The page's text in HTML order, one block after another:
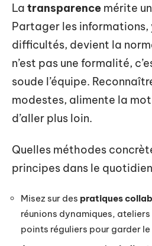
La transparence mérite
Partager les informations,
difficultés, devient la
n’est pas une formalité,
soude l’équipe.
modestes, alimente la
d’aller plus loin.
Quelles méthodes
principes dans le
Misez sur des pratiques
réunions dynamiques,
points réguliers pour garder